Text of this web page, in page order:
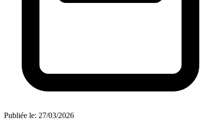
Publiée le: 27/03/2026